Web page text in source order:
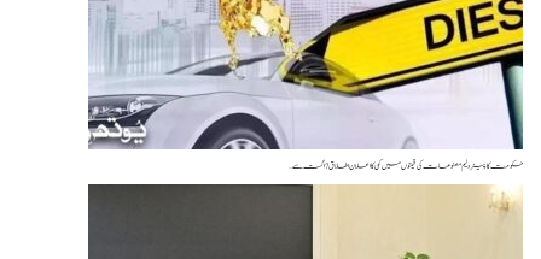
کا پیٹرولیم مصنوعات کی قیمتوں میں کمی کا اعلان اطلاق 7 اگست سے…